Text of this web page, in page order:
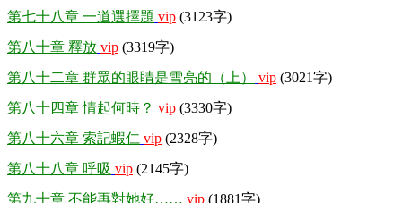
第七十八章 一道選擇題 vip (3123字)
第八十章 釋放 vip (3319字)
第八十二章 群眾的眼睛是雪亮的（上）
vip (3021字)
第八十四章 情起何時？ vip (3330字)
第八十六章 索記蝦仁 vip (2328字)
第八十八章 呼吸 vip (2145字)
第九十章 不能再對她好…… vip (1881字)